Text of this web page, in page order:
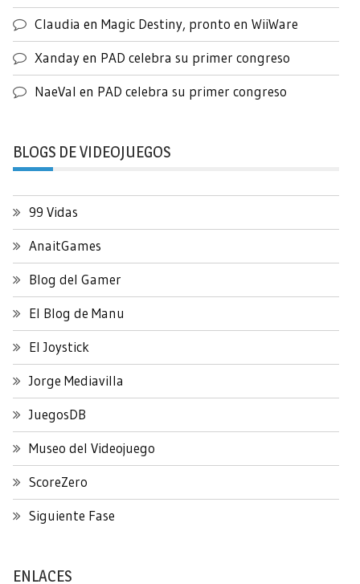
Claudia en Magic Destiny, pronto en WiiWare
Xandayen PAD celebra su primer congreso
NaeVal en PAD celebra su primer congreso
BLOGS DE VIDEOJUEGOS
99 Vidas
AnaitGames
Blog del Gamer
El Blog de Manu
El Joystick
Jorge Mediavilla
JuegosDB
Museo del Videojuego
ScoreZero
Siguiente Fase
ENLACES